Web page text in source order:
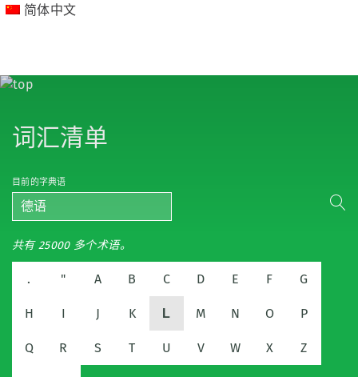
简体中文
词汇清单
目前的字典语
德语
共有 25000 多个术语。
. " A B C D E F G
H I J K L M N O P
Q R S T U V W X Z